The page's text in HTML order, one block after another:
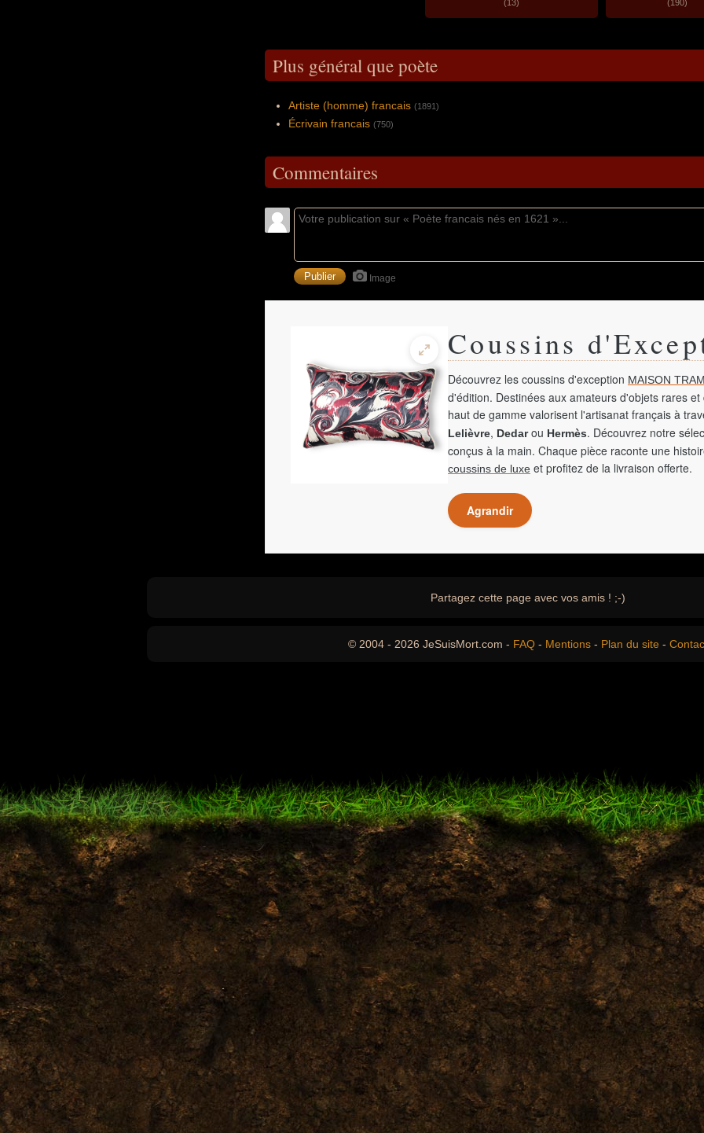
(13) (190)
Plus général que poète
Artiste (homme) francais (1891)
Écrivain francais (750)
Commentaires
Image
Coussins
Découvrez les coussins d'exception MAISON
d'édition. Destinées aux amateurs d'objets rares
haut de gamme valorisent l'artisanat français à
Lelièvre, Dedarou Hermès. Découvrez notre
conçus à la main. Chaque pièce raconte une
coussins de luxe et profitez de la livraison offerte.
Agrandir
Partagez cette page avec vos amis ! ;-)
© 2004 - 2026 JeSuisMort.com - FAQ - Mentions - Plan du site -